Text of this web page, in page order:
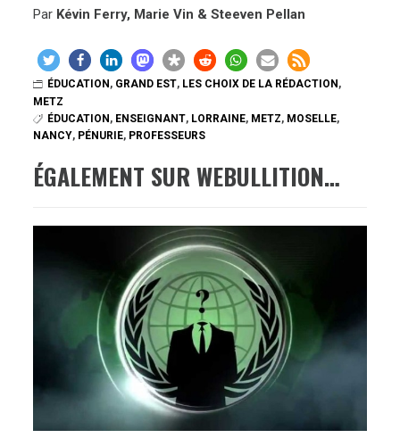
Par Kévin Ferry, Marie Vin & Steeven Pellan
ÉDUCATION , GRAND EST, LES CHOIX DE LA RÉDACTION ,
METZ
ÉDUCATION, ENSEIGNANT, LORRAINE, METZ, MOSELLE,
NANCY, PÉNURIE, PROFESSEURS
ÉGALEMENT SUR WEBULLITION…